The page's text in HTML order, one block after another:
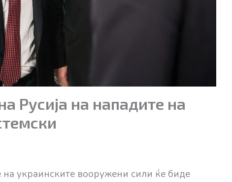
Русија на нападите на
на украинските вооружени сили ќе биде